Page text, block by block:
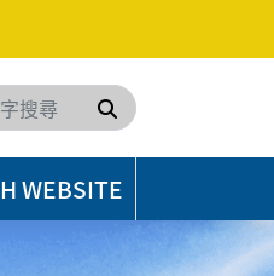
搜尋
WEBSITE